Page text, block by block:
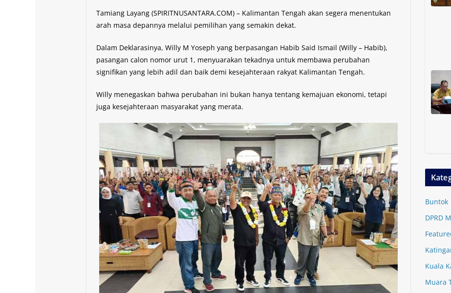
Tamiang Layang (SPIRITNUSANTARA.COM) – Kalimantan Tengah akan segera menentukan
arah masa depannya melalui pemilihan yang semakin dekat.
Dalam Deklarasinya, Willy M Yoseph yang berpasangan Habib Said Ismail (Willy – Habib),
pasangan calon nomor urut 1, menyuarakan tekadnya untuk membawa perubahan
signifikan yang lebih adil dan baik demi kesejahteraan rakyat Kalimantan Tengah.
Willy menegaskan bahwa perubahan ini bukan hanya tentang kemajuan ekonomi, tetapi
juga kesejahteraan masyarakat yang merata.
Buntok
DPRD
Kuala
Muara